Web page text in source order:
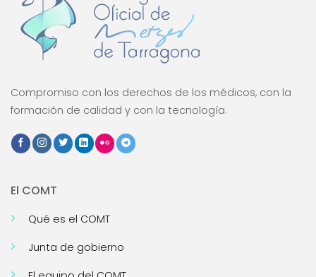
Compromiso con los derechos de los médicos, con la
formación de calidad y con la tecnología.
El COMT
Qué es el COMT
Junta de gobierno